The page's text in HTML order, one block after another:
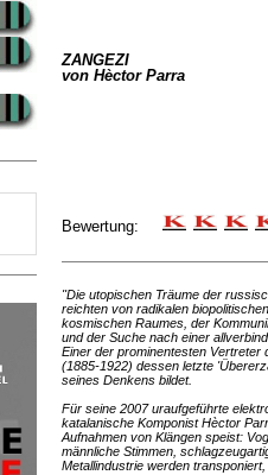
ZANGEZI
von Hèctor Parra
Bewertung:
"Die utopischen Träume der
reichten von radikalen
kosmischen Raumes, der
und der Suche nach einer
Einer der prominentesten Vertreter
(1885-1922) dessen letzte
seines Denkens bildet.
Für seine 2007 uraufgeführte
katalanische Komponist Hèctor
Aufnahmen von Klängen speist:
männliche Stimmen,
Metallindustrie werden